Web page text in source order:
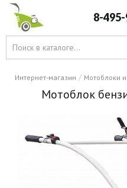
8-
Интернет-магазин / Мотоблоки
Мотоблок